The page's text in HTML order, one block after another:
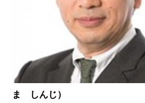
ま しんじ）